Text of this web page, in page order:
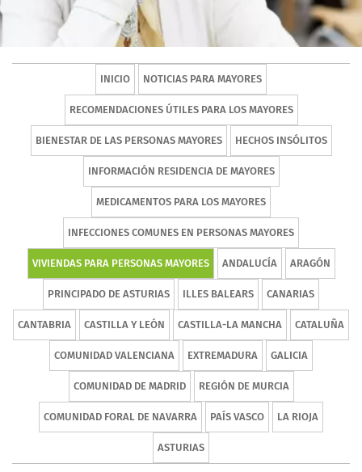
INICIO NOTICIAS PARA MAYORES
RECOMENDACIONES ÚTILES PARA LOS MAYORES
BIENESTAR DE LAS PERSONAS MAYORES HECHOS INSÓLITOS
INFORMACIÓN RESIDENCIA DE MAYORES
MEDICAMENTOS PARA LOS MAYORES
INFECCIONES COMUNES EN PERSONAS MAYORES
VIVIENDAS PARA PERSONAS MAYORES ANDALUCÍA ARAGÓN
PRINCIPADO DE ASTURIAS ILLES BALEARS CANARIAS
CANTABRIA CASTILLA Y LEÓN CASTILLA-LA MANCHA CATALUÑA
COMUNIDAD VALENCIANA EXTREMADURA GALICIA
COMUNIDAD DE MADRID REGIÓN DE MURCIA
COMUNIDAD FORAL DE NAVARRA PAÍS VASCO LA RIOJA
ASTURIAS